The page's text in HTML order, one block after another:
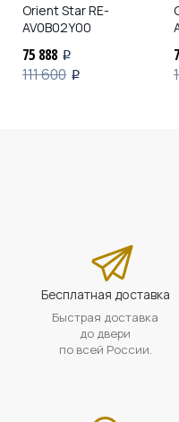
Orient StarRE-
AV0B02Y00
75 888 i
111 600 i
Бесплатная доставка
Быстрая доставка
до двери
по всей России.